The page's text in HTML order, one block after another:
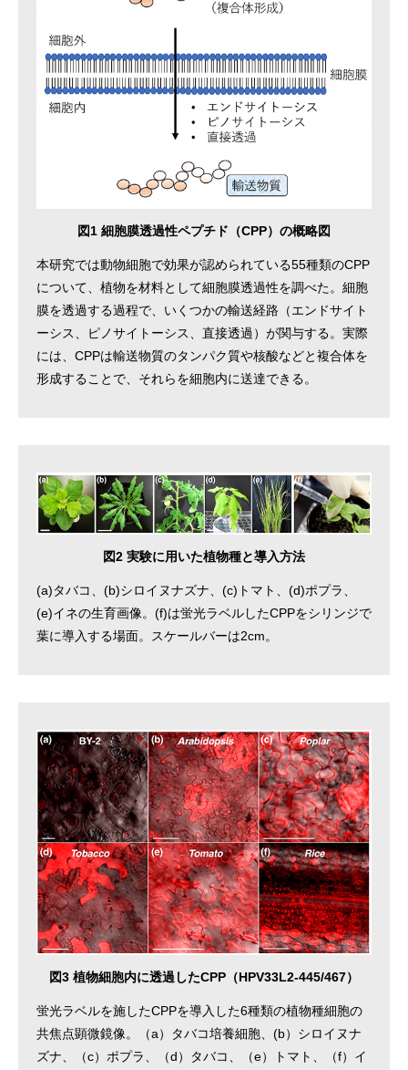
図1 細胞膜透過性ペプチド（CPP）の概略図
本研究では動物細胞で効果が認められている55種類のCPP
について、植物を材料として細胞膜透過性を調べた。細胞
膜を透過する過程で、いくつかの輸送経路（エンドサイト
ーシス、ピノサイトーシス、直接透過）が関与する。実際
には、CPPは輸送物質のタンパク質や核酸などと複合体を
形成することで、それらを細胞内に送達できる。
図2 実験に用いた植物種と導入方法
(a)タバコ、(b)シロイヌナズナ、(c)トマト、(d)ポプラ、
(e)イネの生育画像。(f)は蛍光ラベルしたCPPをシリンジで
葉に導入する場面。スケールバーは2cm。
図3 植物細胞内に透過したCPP（HPV33L2-445/467）
蛍光ラベルを施したCPPを導入した6種類の植物種細胞の
共焦点顕微鏡像。（a）タバコ培養細胞、(b）シロイヌナ
ズナ、（c）ポプラ、（d）タバコ、（e）トマト、（f）イ